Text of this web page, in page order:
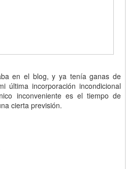
en el blog, y ya tenía ganas de
última incorporación incondicional
inconveniente es el tiempo de
cierta previsión.